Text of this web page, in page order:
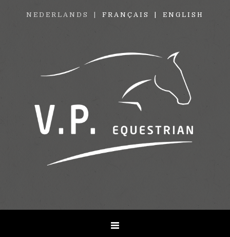
NEDERLANDS FRANÇAIS ENGLISH